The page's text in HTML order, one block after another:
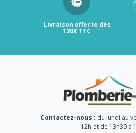
Livraison offerte dès
120€ TTC
Contactez-nous : du lundi au
12h et de 13h30 à